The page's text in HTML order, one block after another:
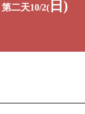
第二天10/2( 日)